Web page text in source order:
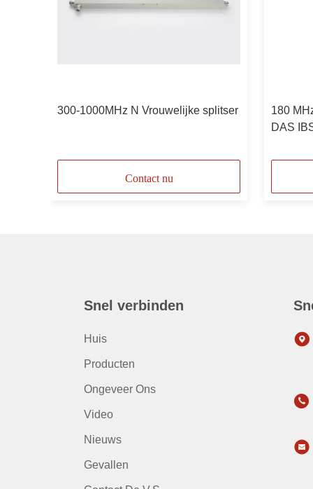
300-1000MHz N Vrouwelijke splitser
Contact nu
180
DAS
Snel verbinden
Huis
Producten
Ongeveer Ons
Video
Nieuws
Gevallen